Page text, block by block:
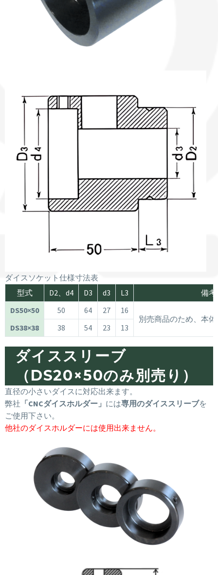
ダイスソケット仕様寸法表
型式
D2、d4 D3 d3 L3
備考
DS50×50
50 64 27
16
別売商品のため、本
DS38×38
38 54 23 13
ダイススリーブ
（DS20×50のみ別売り）
直径の小さいダイスに対応出来ます。
弊社 「CNCダイスホルダー」 には専用のダイススリーブを
ご使用下さい。
他社のダイスホルダーには使用出来ません。